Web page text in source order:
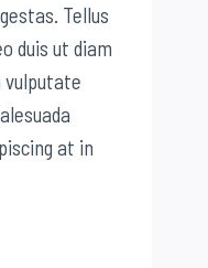
Tellus
duis ut diam
vulputate
at in